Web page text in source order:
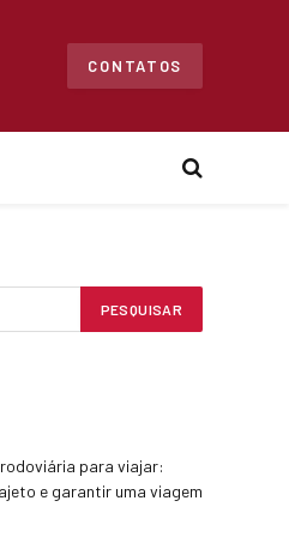
CONTATOS
para viajar:
e garantir uma viagem